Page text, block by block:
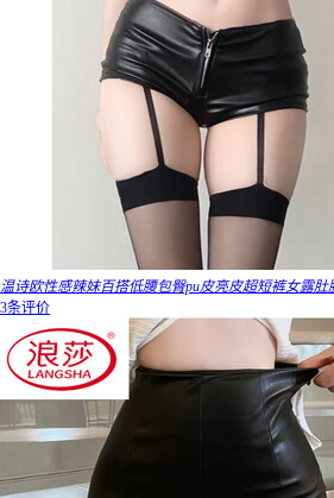
温诗欧性感辣妹百搭低腰包臀pu皮亮皮超短裤女露
3条评价